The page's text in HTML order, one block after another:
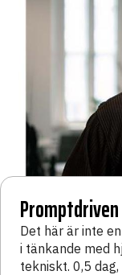
Det här är inte
i tänkande med
tekniskt. 0,5